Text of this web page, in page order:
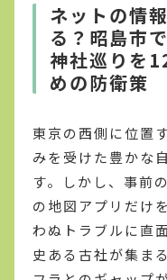
ネットの情
る？昭島市
神社巡りを
めの防衛策
東京の西側に位置
みを受けた豊かな
す。しかし、事前
の地図アプリだけ
わぬトラブルに直
史ある古社が集ま